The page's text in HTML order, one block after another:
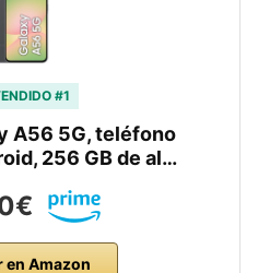
#1
A56 5G, teléfono
256 GB de al…
en Amazon